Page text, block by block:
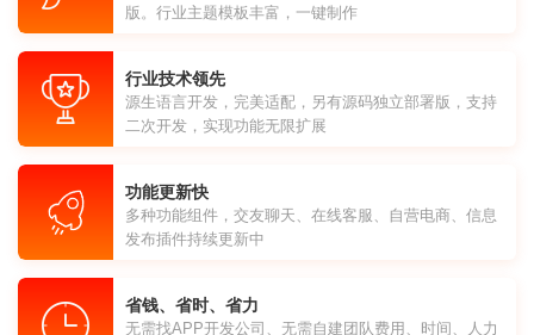
版。行业主题模板丰富，一键制作
行业技术领先
源生语言开发，完美适配，另有源码独立部署版，支持
二次开发，实现功能无限扩展
功能更新快
多种功能组件，交友聊天、在线客服、自营电商、信息
发布插件持续更新中
省钱、省时、省力
无需找APP开发公司、无需自建团队费用、时间、人力